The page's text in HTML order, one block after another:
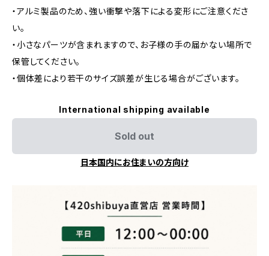
・アルミ製品のため、強い衝撃や落下による変形にご注意くださ
い。
・小さなパーツが含まれますので、お子様の手の届かない場所で
保管してください。
・個体差により若干のサイズ誤差が生じる場合がございます。
International shipping available
Sold out
日本国内にお住まいの方向け